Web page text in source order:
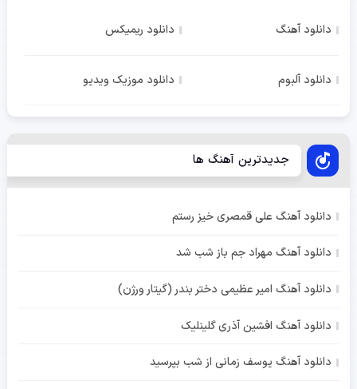
دانلود آهنگ دانلود ریمیکس
دانلود آلبوم دانلود موزیک ویدیو
جدیدترین آهنگ ها
دانلود آهنگ علی قمصری خیز رستم
دانلود آهنگ مهراد جم باز شب شد
دانلود آهنگ امیر عظیمی دختر بندر (گیتار ورژن)
دانلود آهنگ افشین آذری گلینلیک
دانلود آهنگ یوسف زمانی از شب بپرسید